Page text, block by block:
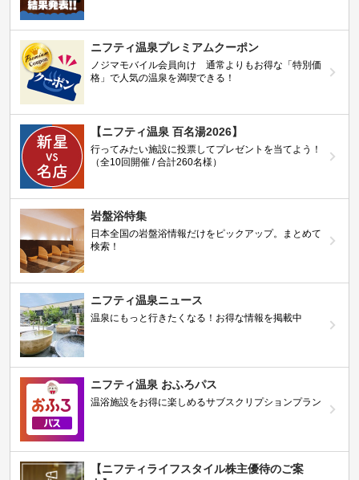
ニフティ温泉プレミアムクーポン
ノジマモバイル会員向け 通常よりもお得な「特別価
格」で人気の温泉を満喫できる！
【ニフティ温泉 百名湯2026】
行ってみたい施設に投票してプレゼントを当てよう！
（全10回開催 / 合計260名様）
岩盤浴特集
日本全国の岩盤浴情報だけをピックアップ。まとめて
検索！
ニフティ温泉ニュース
温泉にもっと行きたくなる！お得な情報を掲載中
ニフティ温泉 おふろパス
温浴施設をお得に楽しめるサブスクリプションプラン
【ニフティライフスタイル株主優待のご案